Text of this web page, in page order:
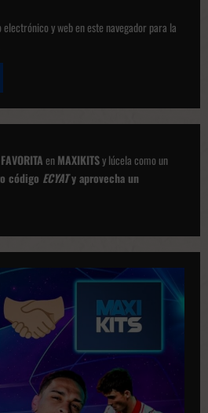
y web en este navegador para la
enMAXIKITSy lúcela como un
código ECYATy aprovecha un